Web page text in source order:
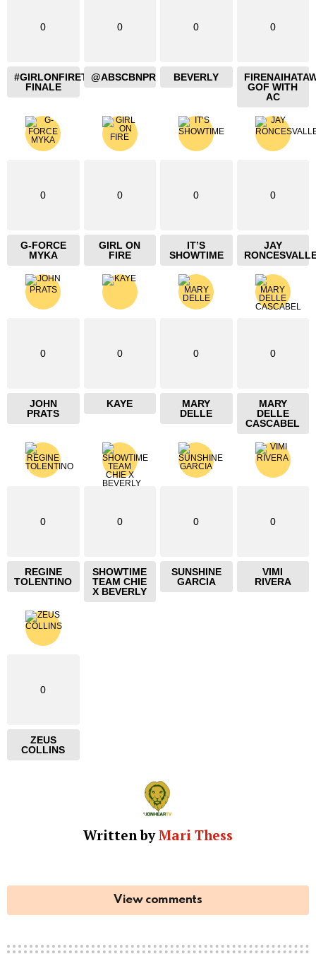
0
#GIRLONFIRETHEBLAZING
FINALE
0
@ABSCBNPR
0
BEVERLY
0
GOF WITH
AC
0
G-FORCE
MYKA
0
GIRL ON
FIRE
0
IT’S
SHOWTIME
0
JAY
0
JOHN
PRATS
0
KAYE
0
MARY
DELLE
0
MARY
DELLE
CASCABEL
0
REGINE
TOLENTINO
0
SHOWTIME
TEAM CHIE
X BEVERLY
0
SUNSHINE
GARCIA
0
VIMI
RIVERA
0
ZEUS
COLLINS
Written byMari Thess
View comments